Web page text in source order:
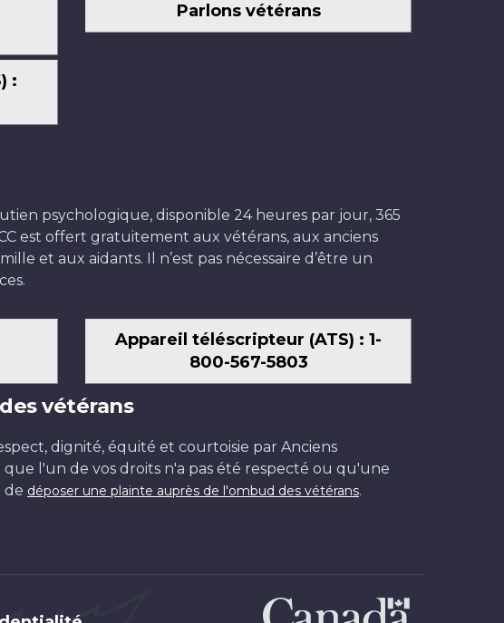
:
Parlons vétérans
psychologique, disponible 24 heures par jour, 365
est offert gratuitement aux vétérans, aux anciens
et aux aidants. Il n’est pas nécessaire d’être un
Appareil téléscripteur (ATS) : 1-
800-567-5803
vétérans
dignité, équité et courtoisie par Anciens
que l'un de vos droits n'a pas été respecté ou qu'une
de déposer une plainte auprès de l'ombud des vétérans.